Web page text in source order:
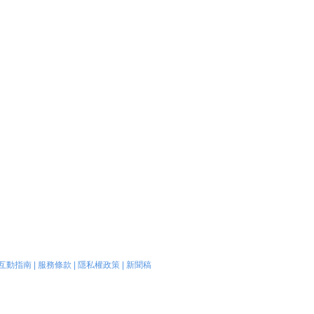
動指南| 服務條款 隱私權政策| 新聞稿